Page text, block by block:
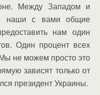
Между Западом и
наши с вами общие
нам один
Один процент всех
не можем просто это
зависят только от
президент Украины.